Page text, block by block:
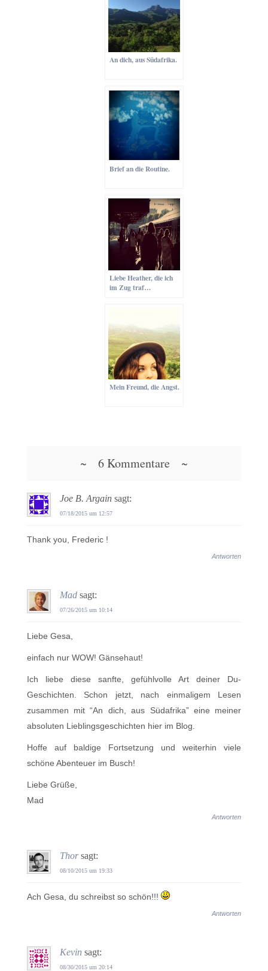
An dich, aus Südafrika.
Brief an die Routine.
Liebe Heather, die ich
im Zug traf…
Mein Freund, die Angst.
~ 6 Kommentare ~
Joe B. Argain sagt:
07/18/2015 um 12:57
Thank you, Frederic !
Antworten
Mad sagt:
07/26/2015 um 10:14
Liebe Gesa,
einfach nur WOW! Gänsehaut!
Ich liebe diese sanfte, gefühlvolle Art deiner Du-
Geschichten. Schon jetzt, nach einmaligem Lesen
zusammen mit “An dich, aus Südafrika” eine meiner
absoluten Lieblingsgeschichten hier im Blog.
Hoffe auf baldige Fortsetzung und weiterhin viele
schöne Abenteuer im Busch!
Liebe Grüße,
Mad
Antworten
Thor sagt:
08/10/2015 um 19:33
Ach Gesa, du schreibst so schön!!!
Antworten
Kevin sagt:
08/30/2015 um 20:14